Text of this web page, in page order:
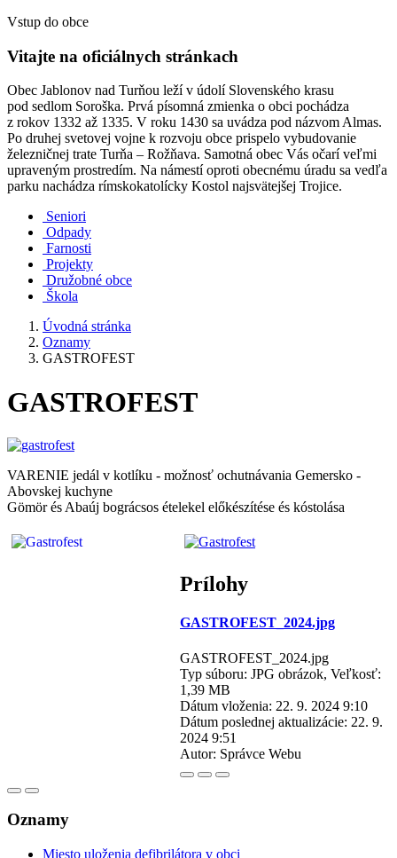
Vstup do obce
Vitajte na oficiálnych stránkach
Obec Jablonov nad Turňou leží v údolí Slovenského krasu
pod sedlom Soroška. Prvá písomná zmienka o obci pochádza
z rokov 1332 až 1335. V roku 1430 sa uvádza pod názvom Almas.
Po druhej svetovej vojne k rozvoju obce prispelo vybudovanie
železničnej trate Turňa – Rožňava. Samotná obec Vás očarí veľmi
upraveným prostredím. Na námestí oproti obecnému úradu sa vedľa
parku nachádza rímskokatolícky Kostol najsvätejšej Trojice.
Seniori
Odpady
Farnosti
Projekty
Družobné obce
Škola
Úvodná stránka
Oznamy
GASTROFEST
GASTROFEST
VARENIE jedál v kotlíku - možnosť ochutnávania Gemersko -
Abovskej kuchyne
Gömör és Abaúj bográcsos ételekel előkészítése és kóstolása
Prílohy
GASTROFEST_2024.jpg
GASTROFEST_2024.jpg
Typ súboru: JPG obrázok, Veľkosť:
1,39 MB
Dátum vloženia: 22. 9. 2024 9:10
Dátum poslednej aktualizácie: 22. 9.
2024 9:51
Autor: Správce Webu
Oznamy
Miesto uloženia defibrilátora v obci